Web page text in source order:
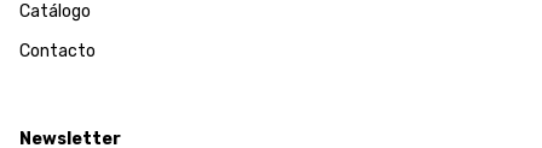
Catálogo
Contacto
Newsletter